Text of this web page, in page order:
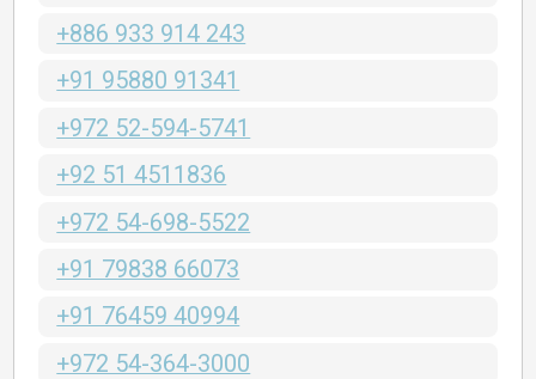
+886 933 914 243
+91 95880 91341
+972 52-594-5741
+92 51 4511836
+972 54-698-5522
+91 79838 66073
+91 76459 40994
+972 54-364-3000